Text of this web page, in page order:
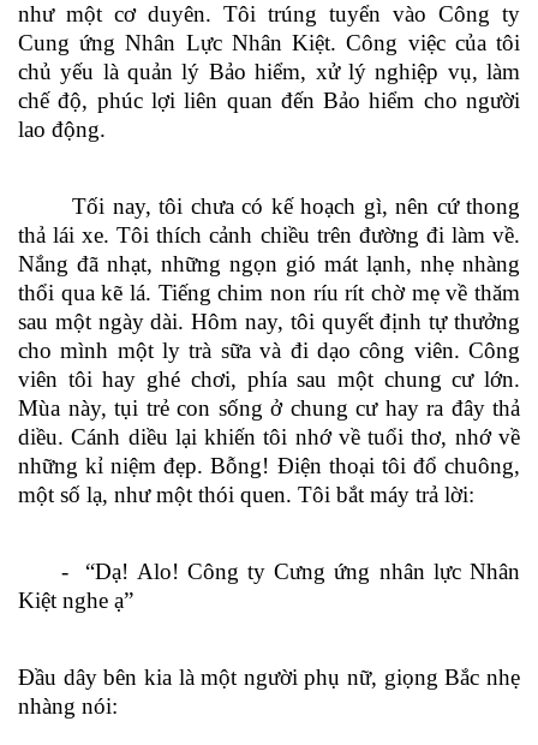
như một cơ duyên. Tôi trúng tuyển vào Công ty
Cung ứng Nhân Lực Nhân Kiệt. Công việc của tôi
chủ yếu là quản lý Bảo hiểm, xử lý nghiệp vụ, làm
chế độ, phúc lợi liên quan đến Bảo hiểm cho người
lao động.
Tối nay, tôi chưa có kế hoạch gì, nên cứ thong
thả lái xe. Tôi thích cảnh chiều trên đường đi làm về.
Nắng đã nhạt, những ngọn gió mát lạnh, nhẹ nhàng
thổi qua kẽ lá. Tiếng chim non ríu rít chờ mẹ về thăm
sau một ngày dài. Hôm nay, tôi quyết định tự thưởng
cho mình một ly trà sữa và đi dạo công viên. Công
viên tôi hay ghé chơi, phía sau một chung cư lớn.
Mùa này, tụi trẻ con sống ở chung cư hay ra đây thả
diều. Cánh diều lại khiến tôi nhớ về tuổi thơ, nhớ về
những kỉ niệm đẹp. Bỗng! Điện thoại tôi đổ chuông,
một số lạ, như một thói quen. Tôi bắt máy trả lời:
- “Dạ! Alo! Công ty Cưng ứng nhân lực Nhân
Kiệt nghe ạ”
Đầu dây bên kia là một người phụ nữ, giọng Bắc nhẹ
nhàng nói: